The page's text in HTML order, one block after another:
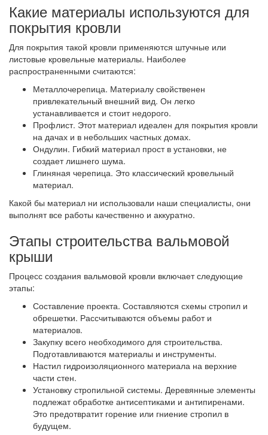
Какие материалы используются для
покрытия кровли
Для покрытия такой кровли применяются штучные или
листовые кровельные материалы. Наиболее
распространенными считаются:
Металлочерепица. Материалу свойственен
привлекательный внешний вид. Он легко
устанавливается и стоит недорого.
Профлист. Этот материал идеален для покрытия кровли
на дачах и в небольших частных домах.
Ондулин. Гибкий материал прост в установки, не
создает лишнего шума.
Глиняная черепица. Это классический кровельный
материал.
Какой бы материал ни использовали наши специалисты, они
выполнят все работы качественно и аккуратно.
Этапы строительства вальмовой
крыши
Процесс создания вальмовой кровли включает следующие
этапы:
Составление проекта. Составляются схемы стропил и
обрешетки. Рассчитываются объемы работ и
материалов.
Закупку всего необходимого для строительства.
Подготавливаются материалы и инструменты.
Настил гидроизоляционного материала на верхние
части стен.
Установку стропильной системы. Деревянные элементы
подлежат обработке антисептиками и антипиренами.
Это предотвратит горение или гниение стропил в
будущем.